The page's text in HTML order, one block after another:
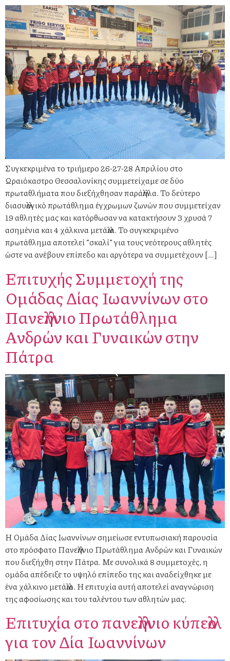
Συγκεκριμένα το τριήμερο 26-27-28 Απριλίου στο
Ωραιόκαστρο Θεσσαλονίκης συμμετείχαμε σε δύο
πρωταθλήματα που διεξήχθησαν παράλληλα. Το δεύτερο
διασυλλογικό πρωτάθλημα έγχρωμων ζωνών που συμμετείχαν
19 αθλητές μας και κατόρθωσαν να κατακτήσουν 3 χρυσά 7
ασημένια και 4 χάλκινα μετάλλια. Το συγκεκριμένο
πρωτάθλημα αποτελεί “σκαλί” για τους νεότερους αθλητές
ώστε να ανέβουν επίπεδο και αργότερα να συμμετέχουν […]
Επιτυχής Συμμετοχή της
Ομάδας Δίας Ιωαννίνων στο
Πανελλήνιο Πρωτάθλημα
Ανδρών και Γυναικών στην
Πάτρα
Η Ομάδα Δίας Ιωαννίνων σημείωσε εντυπωσιακή παρουσία
στο πρόσφατο Πανελλήνιο Πρωτάθλημα Ανδρών και Γυναικών
που διεξήχθη στην Πάτρα. Με συνολικά 8 συμμετοχές, η
ομάδα απέδειξε το υψηλό επίπεδο της και αναδείχθηκε με
ένα χάλκινο μετάλλιο. Η επιτυχία αυτή αποτελεί αναγνώριση
της αφοσίωσης και του ταλέντου των αθλητών μας.
Επιτυχία στο πανελλήνιο κύπελλο
για τον Δία Ιωαννίνων